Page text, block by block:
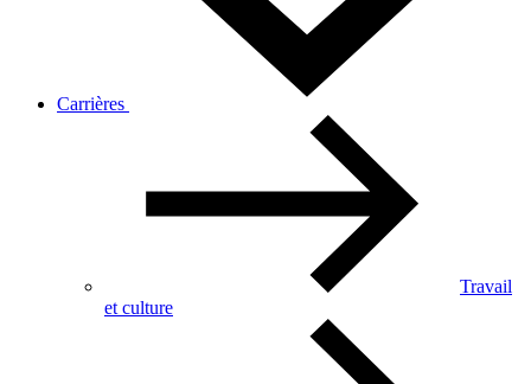
Carrières
Travail
et culture